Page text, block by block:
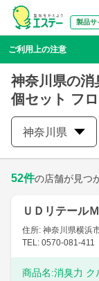
製品サ
ご利用上の注意
神奈川県の消
個セット フ
神奈川県
52件の店舗が見つ
ＵＤリテール
住所: 神奈川県横浜
TEL: 0570-081-411
商品名:消臭力 ク